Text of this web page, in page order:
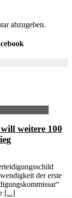
abzugeben.
weitere 100
der erste
[...]